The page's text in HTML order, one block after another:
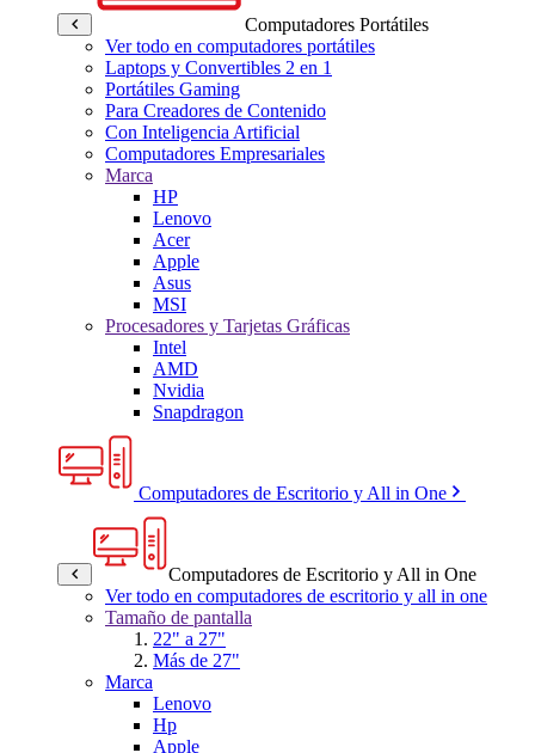
Computadores Portátiles
Ver todo en computadores portátiles
Laptops y Convertibles 2 en 1
Portátiles Gaming
Para Creadores de Contenido
Con Inteligencia Artificial
Computadores Empresariales
Marca
HP
Lenovo
Acer
Apple
Asus
MSI
Procesadores y Tarjetas Gráficas
Intel
AMD
Nvidia
Snapdragon
Computadores de Escritorio y All in One
Computadores de Escritorio y All in One
Ver todo en computadores de escritorio y all in one
Tamaño de pantalla
22" a 27"
Más de 27"
Marca
Lenovo
Hp
Apple